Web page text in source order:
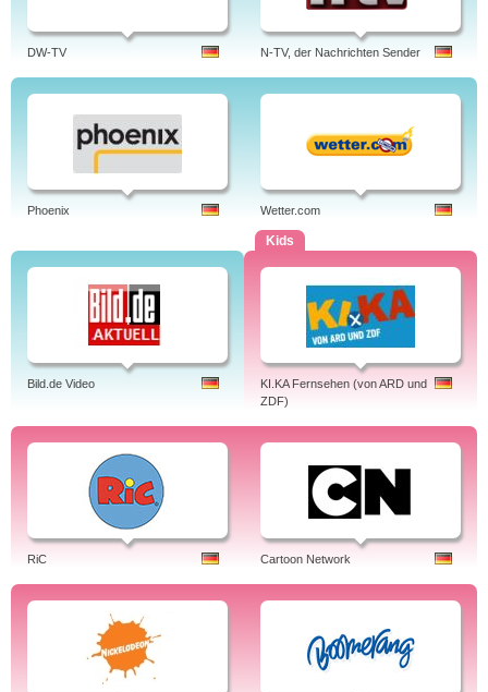
DW-TV N-TV, der Nachrichten Sender
Phoenix Wetter.com
Bild.de Video
Kids
KI.KA Fernsehen (von ARD und
ZDF)
RiC Cartoon Network